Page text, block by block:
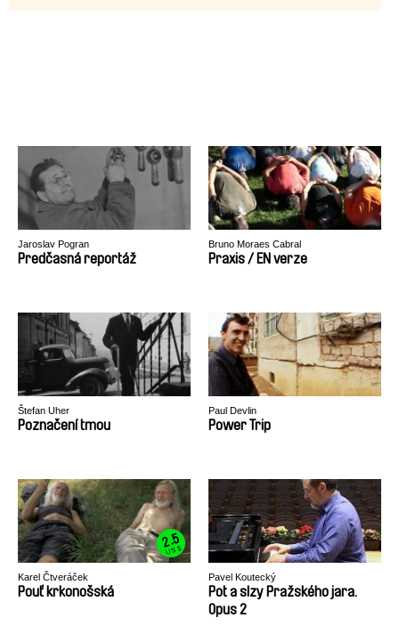
Jaroslav Pogran
Predčasná reportáž
Bruno Moraes Cabral
Praxis / EN verze
Štefan Uher
Poznačení tmou
Paul Devlin
Power Trip
2.5
US $
Karel Čtveráček
Pouť krkonošská
Pavel Koutecký
Pot a slzy Pražského jara.
Opus 2